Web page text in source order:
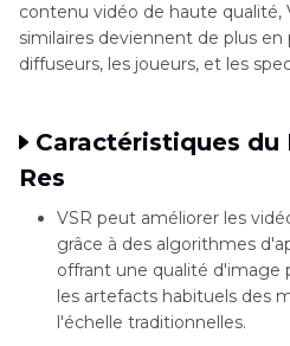
contenu vidéo de haute qualité,
similaires deviennent de plus
diffuseurs, les joueurs, et les
Caractéristiques du
Res
VSR peut améliorer les
grâce à des algorithmes
offrant une qualité d'image
les artefacts habituels des
l'échelle traditionnelles.